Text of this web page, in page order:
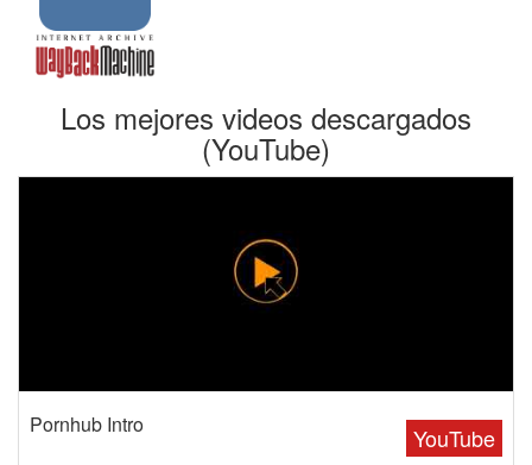
Los mejores videos descargados
(YouTube)
YouTube
Pornhub Intro